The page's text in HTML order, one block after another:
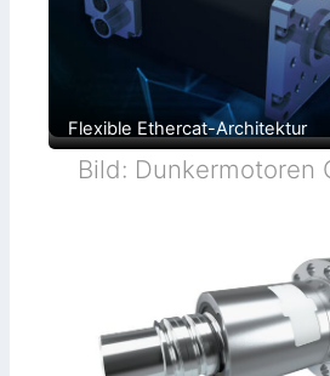
Flexible Ethercat-Architektur
Bild: Dunkermotoren